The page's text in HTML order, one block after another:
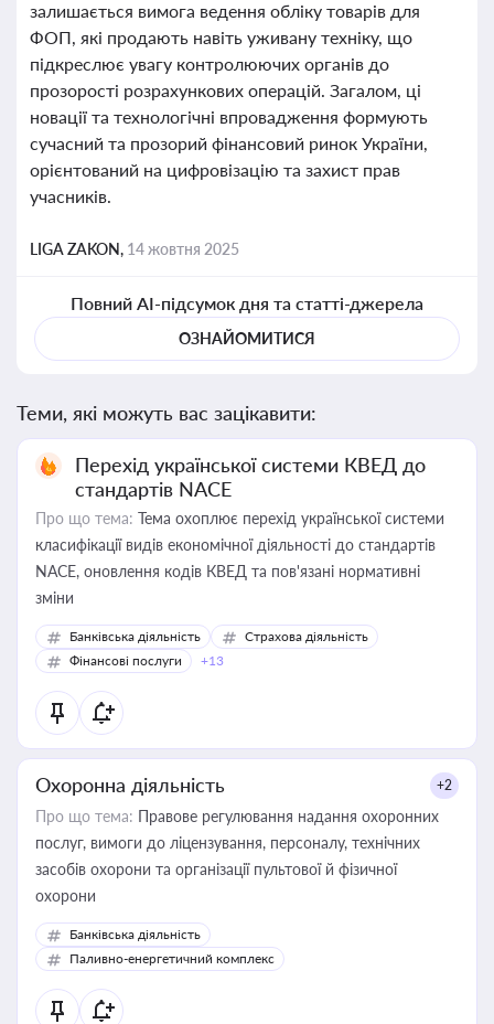
залишається вимога ведення обліку товарів для
ФОП, які продають навіть уживану техніку, що
підкреслює увагу контролюючих органів до
прозорості розрахункових операцій. Загалом, ці
новації та технологічні впровадження формують
сучасний та прозорий фінансовий ринок України,
орієнтований на цифровізацію та захист прав
учасників.
LIGA ZAKON, 14 жовтня 2025
Повний AI-підсумок дня та статті-джерела
ОЗНАЙОМИТИСЯ
Теми, які можуть вас зацікавити:
Перехід української системи КВЕД до
стандартів NACE
Про що тема: Тема охоплює перехід української системи
класифікації видів економічної діяльності до стандартів
NACE, оновлення кодів КВЕД та пов'язані нормативні
зміни
Банківська діяльність
Страхова діяльність
Фінансові послуги
+13
Охоронна діяльність +2
Про що тема: Правове регулювання надання охоронних
послуг, вимоги до ліцензування, персоналу, технічних
засобів охорони та організації пультової й фізичної
охорони
Банківська діяльність
Паливно-енергетичний комплекс